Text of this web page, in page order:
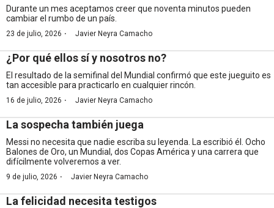
Durante un mes aceptamos creer que noventa minutos pueden
cambiar el rumbo de un país.
23 de julio, 2026 · Javier Neyra Camacho
¿Por qué ellos sí y nosotros no?
El resultado de la semifinal del Mundial confirmó que este jueguito es
tan accesible para practicarlo en cualquier rincón.
16 de julio, 2026 · Javier Neyra Camacho
La sospecha también juega
Messi no necesita que nadie escriba su leyenda. La escribió él. Ocho
Balones de Oro, un Mundial, dos Copas América y una carrera que
difícilmente volveremos a ver.
9 de julio, 2026 · Javier Neyra Camacho
La felicidad necesita testigos